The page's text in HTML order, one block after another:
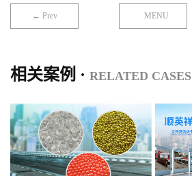
← Prev MENU
相关案例 · RELATED CASES